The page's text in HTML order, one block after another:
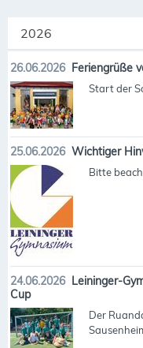
2026
26.06.2026 Feriengrüße
Start der
25.06.2026 Wichtiger
Bitte
24.06.2026 Leininger-
Cup
Der